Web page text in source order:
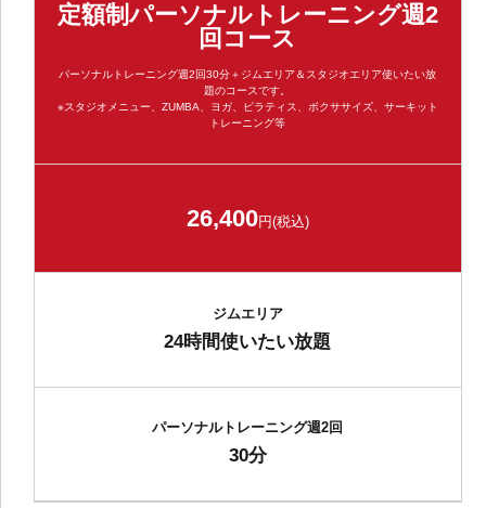
定額制パーソナルトレーニング週2
回コース
パーソナルトレーニング週2回30分＋ジムエリア＆スタジオエリア使いたい放
題のコースです。
※スタジオメニュー、ZUMBA、ヨガ、ピラティス、ボクササイズ、サーキット
トレーニング等
26,400円(税込)
ジムエリア
24時間使いたい放題
パーソナルトレーニング週2回
30分